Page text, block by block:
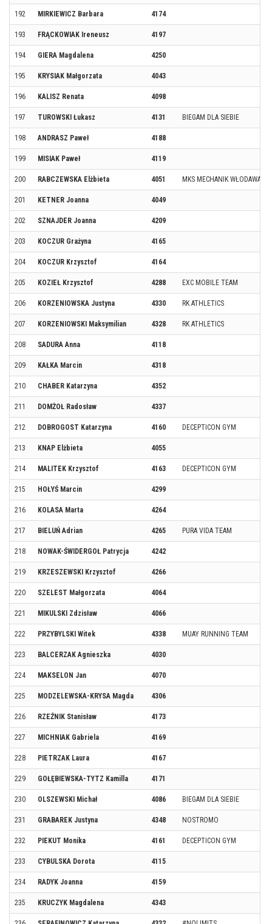
192 MIRKIEWICZ Barbara 4174
193 FRĄCKOWIAK Ireneusz 4197
194 GIERA Magdalena 4250
195 KRYSIAK Małgorzata 4043
196 KALISZ Renata 4098
197 TUROWSKI Łukasz 4131 BIEGAM DLA SIEBIE
198 ANDRASZ Paweł 4188
199 MISIAK Paweł 4119
200 RABCZEWSKA Elżbieta 4051 MKS MECHANIK WŁODAWA
201 KETNER Joanna 4049
202 SZNAJDER Joanna 4209
203 KOCZUR Grażyna 4165
204 KOCZUR Krzysztof 4164
205 KOZIEŁ Krzysztof 4288 EXC MOBILE TEAM
206 KORZENIOWSKA Justyna 4330 RK ATHLETICS
207 KORZENIOWSKI Maksymilian 4328 RK ATHLETICS
208 SADURA Anna 4118
209 KAŁKA Marcin 4318
210 CHABER Katarzyna 4352
211 DOMŻOŁ Radosław 4337
212 DOBROGOST Katarzyna 4160 DECEPTICON GYM
213 KNAP Elżbieta 4055
214 MALITEK Krzysztof 4163 DECEPTICON GYM
215 HOŁYŚ Marcin 4299
216 KOLASA Marta 4264
217 BIELUŃ Adrian 4265 PURA VIDA TEAM
218 NOWAK-ŚWIDERGOŁ Patrycja 4242
219 KRZESZEWSKI Krzysztof 4266
220 SZELEST Małgorzata 4064
221 MIKULSKI Zdzisław 4066
222 PRZYBYLSKI Witek 4338 MUAY RUNNING TEAM
223 BALCERZAK Agnieszka 4030
224 MAKSELON Jan 4070
225 MODZELEWSKA-KRYSA Magda 4306
226 RZEŹNIK Stanisław 4173
227 MICHNIAK Gabriela 4169
228 PIETRZAK Laura 4167
229 GOŁĘBIEWSKA-TYTZ Kamilla 4171
230 OLSZEWSKI Michał 4086 BIEGAM DLA SIEBIE
231 GRABAREK Justyna 4348 NOSTROMO
232 PIEKUT Monika 4161 DECEPTICON GYM
233 CYBULSKA Dorota 4115
234 RADYK Joanna 4159
235 KRUCZYK Magdalena 4343